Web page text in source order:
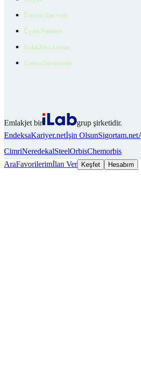
Ücretsiz İlan Verin
Üyelik Paketleri
EmlakZeka Asistan
Uzman Danışmanlar
Emlakjet bir
grup şirketidir.
EndeksaKariyer.netİşin OlsunSigortam.net
CimriNeredekalSteelOrbisChemorbis
AraFavorilerimİlan Ver Keşfet Hesabım